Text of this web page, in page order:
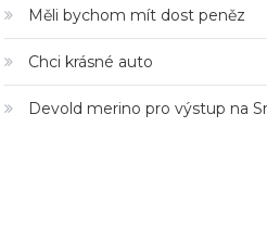
Měli bychom mít dost peněz
Chci krásné auto
Devold merino pro výstup na